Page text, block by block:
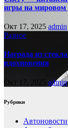
игры на
Окт 17, 2025 admin
Разное
Награда из
вдохновения
Окт 17, 2025 admin
Рубрики
Автоновости